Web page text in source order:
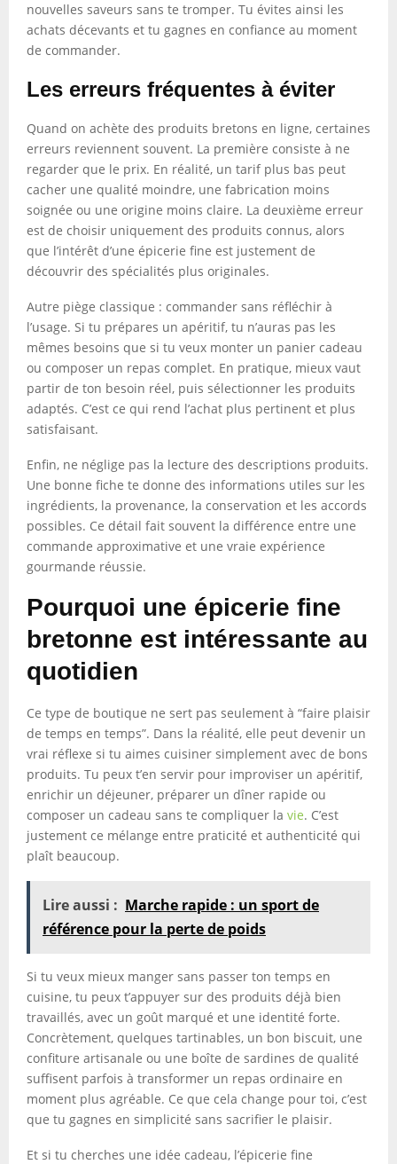
nouvelles saveurs sans te tromper. Tu évites ainsi les
achats décevants et tu gagnes en confiance au moment
de commander.
Les erreurs fréquentes à éviter
Quand on achète des produits bretons en ligne, certaines
erreurs reviennent souvent. La première consiste à ne
regarder que le prix. En réalité, un tarif plus bas peut
cacher une qualité moindre, une fabrication moins
soignée ou une origine moins claire. La deuxième erreur
est de choisir uniquement des produits connus, alors
que l’intérêt d’une épicerie fine est justement de
découvrir des spécialités plus originales.
Autre piège classique : commander sans réfléchir à
l’usage. Si tu prépares un apéritif, tu n’auras pas les
mêmes besoins que si tu veux monter un panier cadeau
ou composer un repas complet. En pratique, mieux vaut
partir de ton besoin réel, puis sélectionner les produits
adaptés. C’est ce qui rend l’achat plus pertinent et plus
satisfaisant.
Enfin, ne néglige pas la lecture des descriptions produits.
Une bonne fiche te donne des informations utiles sur les
ingrédients, la provenance, la conservation et les accords
possibles. Ce détail fait souvent la différence entre une
commande approximative et une vraie expérience
gourmande réussie.
Pourquoi une épicerie fine
bretonne est intéressante au
quotidien
Ce type de boutique ne sert pas seulement à “faire plaisir
de temps en temps”. Dans la réalité, elle peut devenir un
vrai réflexe si tu aimes cuisiner simplement avec de bons
produits. Tu peux t’en servir pour improviser un apéritif,
enrichir un déjeuner, préparer un dîner rapide ou
composer un cadeau sans te compliquer la vie. C’est
justement ce mélange entre praticité et authenticité qui
plaît beaucoup.
Lire aussi : Marche rapide : un sport de
référence pour la perte de poids
Si tu veux mieux manger sans passer ton temps en
cuisine, tu peux t’appuyer sur des produits déjà bien
travaillés, avec un goût marqué et une identité forte.
Concrètement, quelques tartinables, un bon biscuit, une
confiture artisanale ou une boîte de sardines de qualité
suffisent parfois à transformer un repas ordinaire en
moment plus agréable. Ce que cela change pour toi, c’est
que tu gagnes en simplicité sans sacrifier le plaisir.
Et si tu cherches une idée cadeau, l’épicerie fine